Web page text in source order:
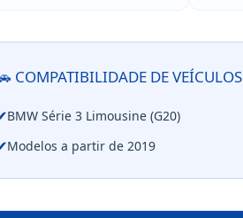
COMPATIBILIDADE DE VEÍCULOS
BMW Série 3 Limousine (G20)
Modelos a partir de 2019